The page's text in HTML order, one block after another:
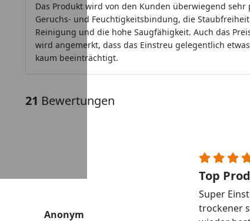
Das Produkt wird von den Kunden überwiegend
Geruchs- und Feuchtigkeitsbindung, die
Reinigung und die hohe Saugfähigkeit. Auch das
wird angemerkt, dass das Einstreu gelegentlich
kaum beeinträchtigt.
21 Bewertungen
Anonym
Top
Super
trockener